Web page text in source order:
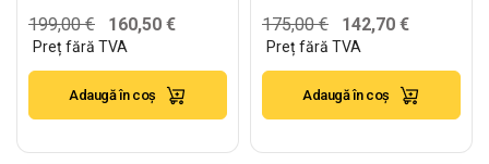
alb – H:2235mm x
L:1000mm x B:400mm
199,00€ 160,50 €
Adaugă în coș
alb – H:2235mm x
L:1000mm x B:400mm
+ 4x300mm
175,00€ 142,70 €
Adaugă în coș